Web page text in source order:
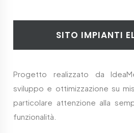
SITO IMPIANTI
Progetto realizzato da
sviluppo e ottimizzazione su
particolare attenzione alla
funzionalità.